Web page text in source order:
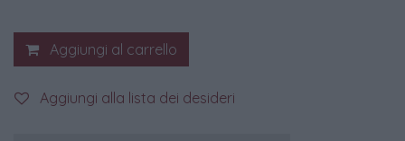
Aggiungi al carrello
Aggiungi alla lista dei desideri